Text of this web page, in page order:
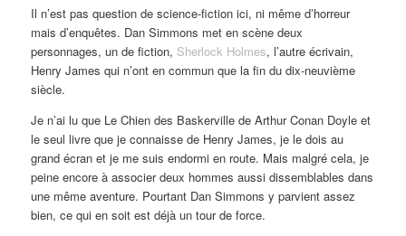
Il n’est pas question de science-fiction ici, ni même d’horreur
mais d’enquêtes. Dan Simmons met en scène deux
personnages, un de fiction, Sherlock Holmes, l’autre écrivain,
Henry James qui n’ont en commun que la fin du dix-neuvième
siècle.
Je n’ai lu que Le Chien des Baskerville de Arthur Conan Doyle et
le seul livre que je connaisse de Henry James, je le dois au
grand écran et je me suis endormi en route. Mais malgré cela, je
peine encore à associer deux hommes aussi dissemblables dans
une même aventure. Pourtant Dan Simmons y parvient assez
bien, ce qui en soit est déjà un tour de force.